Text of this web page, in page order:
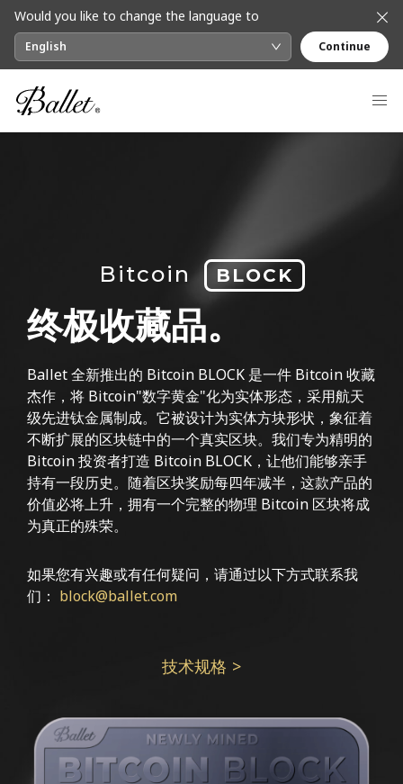
Would you like to change the language to
English Continue
Bitcoin BLOCK
终极收藏品。
Ballet 全新推出的 Bitcoin BLOCK 是一件 Bitcoin 收藏
杰作，将 Bitcoin"数字黄金"化为实体形态，采用航天
级先进钛金属制成。它被设计为实体方块形状，象征着
不断扩展的区块链中的一个真实区块。我们专为精明的
Bitcoin 投资者打造 Bitcoin BLOCK，让他们能够亲手
持有一段历史。随着区块奖励每四年减半，这款产品的
价值必将上升，拥有一个完整的物理 Bitcoin 区块将成
为真正的殊荣。
如果您有兴趣或有任何疑问，请通过以下方式联系我
们： block@ballet.com
技术规格